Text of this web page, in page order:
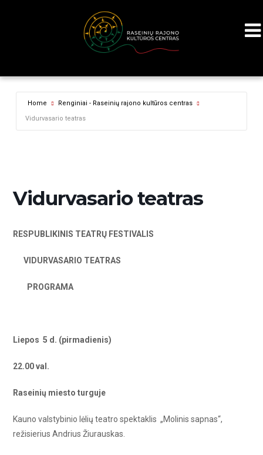
Home
Renginiai - Raseinių rajono kultūros centras
Vidurvasario teatras
Vidurvasario teatras
RESPUBLIKINIS TEATRŲ FESTIVALIS
VIDURVASARIO TEATRAS
PROGRAMA
Liepos 5 d. (pirmadienis)
22.00 val.
Raseinių miesto turguje
Kauno valstybinio lėlių teatro spektaklis „Molinis sapnas“,
režisierius Andrius Žiurauskas.